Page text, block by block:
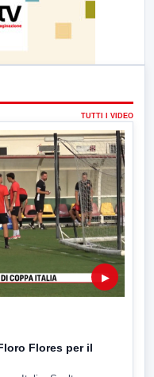
TUTTI I VIDEO
▶
Flores per il